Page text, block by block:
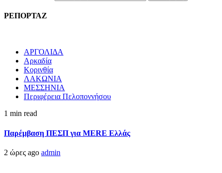
ΡΕΠΟΡΤΑΖ
ΑΡΓΟΛΙΔΑ
Αρκαδία
Κορινθία
ΛΑΚΩΝΙΑ
ΜΕΣΣΗΝΙΑ
Περιφέρεια Πελοποννήσου
1 min read
Παρέμβαση ΠΕΣΠ για MERE Ελλάς
2 ώρες ago admin